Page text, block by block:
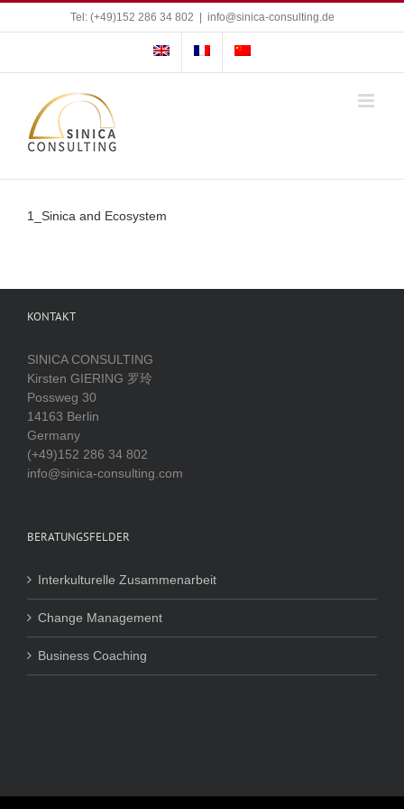
Tel: (+49)152 286 34 802 info@sinica-consulting.de
1_Sinica and Ecosystem
KONTAKT
SINICA CONSULTING
Kirsten GIERING 罗玲
Possweg 30
14163 Berlin
Germany
(+49)152 286 34 802
info@sinica-consulting.com
BERATUNGSFELDER
Interkulturelle Zusammenarbeit
Change Management
Business Coaching